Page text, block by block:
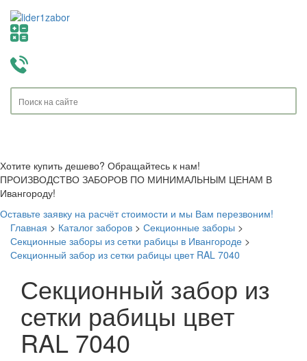
Хотите купить дешево? Обращайтесь к нам!
ПРОИЗВОДСТВО ЗАБОРОВ ПО МИНИМАЛЬНЫМ ЦЕНАМ В
Ивангороду!
Оставьте заявку на расчёт стоимости и мы Вам перезвоним!
Главная > Каталог заборов > Секционные заборы >
Секционные заборы из сетки рабицы в Ивангороде >
Секционный забор из сетки рабицы цвет RAL 7040
Секционный забор из
сетки рабицы цвет
RAL 7040